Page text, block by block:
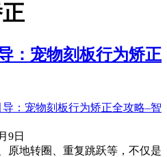
：宠物刻板行为矫正
9日
原地转圈、重复跳跃等，不仅是